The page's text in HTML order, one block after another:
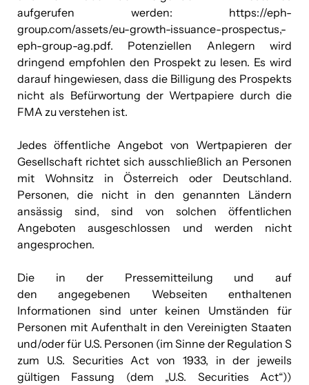
aufgerufen werden: https://eph-
group.com/assets/eu-growth-issuance-prospectus,-
eph-group-ag.pdf. Potenziellen Anlegern wird
dringend empfohlen den Prospekt zu lesen. Es wird
darauf hingewiesen, dass die Billigung des Prospekts
nicht als Befürwortung der Wertpapiere durch die
FMA zu verstehen ist.
Jedes öffentliche Angebot von Wertpapieren der
Gesellschaft richtet sich ausschließlich an Personen
mit Wohnsitz in Österreich oder Deutschland.
Personen, die nicht in den genannten Ländern
ansässig sind, sind von solchen öffentlichen
Angeboten ausgeschlossen und werden nicht
angesprochen.
Die in der Pressemitteilung und auf
den angegebenen Webseiten enthaltenen
Informationen sind unter keinen Umständen für
Personen mit Aufenthalt in den Vereinigten Staaten
und/oder für U.S. Personen (im Sinne der Regulation S
zum U.S. Securities Act von 1933, in der jeweils
gültigen Fassung (dem „U.S. Securities Act“))